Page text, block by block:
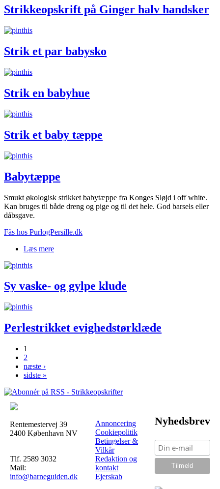
Strikkeopskrift på Ginger halv handsker
Strik et par babysko
Strik en babyhue
Strik et baby tæppe
Babytæppe
Smukt økologisk strikket babytæppe fra Konges Sløjd i off white.
Kan bruges til både dreng og pige og til det hele. God barsels eller
dåbsgave.
Fås hos PurlogPersille.dk
Læs mere
Sy vaske- og gylpe klude
Perlestrikket evighedstørklæde
Sider
1
2
næste ›
sidste »
Rentemestervej 39
2400 København NV
Tlf. 2589 3032
Mail:
info@barneguiden.dk
Annoncering
Cookiepolitik
Betingelser &
Vilkår
Redaktion og
kontakt
Ejerskab
Nyhedsbrev